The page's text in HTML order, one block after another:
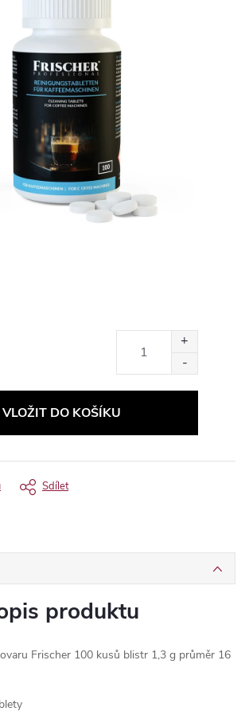
VLOŽIT DO KOŠÍKU
Sdílet
produktu
Frischer 100 kusů blistr 1,3 g průměr 16